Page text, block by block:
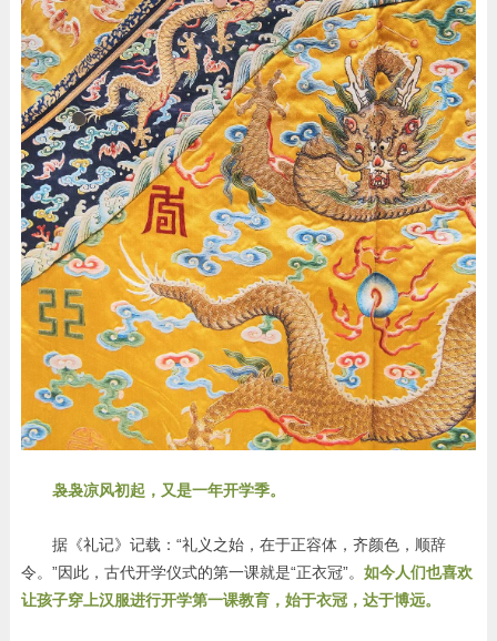
袅袅凉风初起，又是一年开学季。
据《礼记》记载：“礼义之始，在于正容体，齐颜色，顺辞
令。”因此，古代开学仪式的第一课就是“正衣冠”。 如今人们也喜欢
让孩子穿上汉服进行开学第一课教育，始于衣冠，达于博远。